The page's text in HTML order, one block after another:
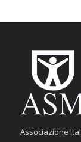
Associazione